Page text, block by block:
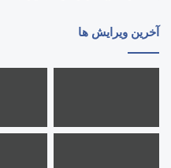
آخرین ویرایش ها